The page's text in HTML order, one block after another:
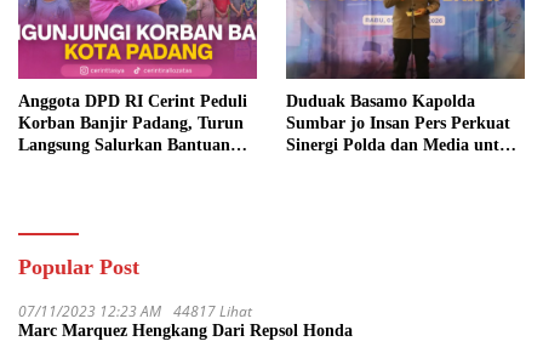
Anggota DPD RI Cerint Peduli
Korban Banjir Padang, Turun
Langsung Salurkan Bantuan
Duduak Basamo Kapolda
Sumbar jo Insan Pers Perkuat
Sinergi Polda dan Media untuk
Popular Post
07/11/2023 12:23 AM 44817 Lihat
Marc Marquez Hengkang Dari Repsol Honda